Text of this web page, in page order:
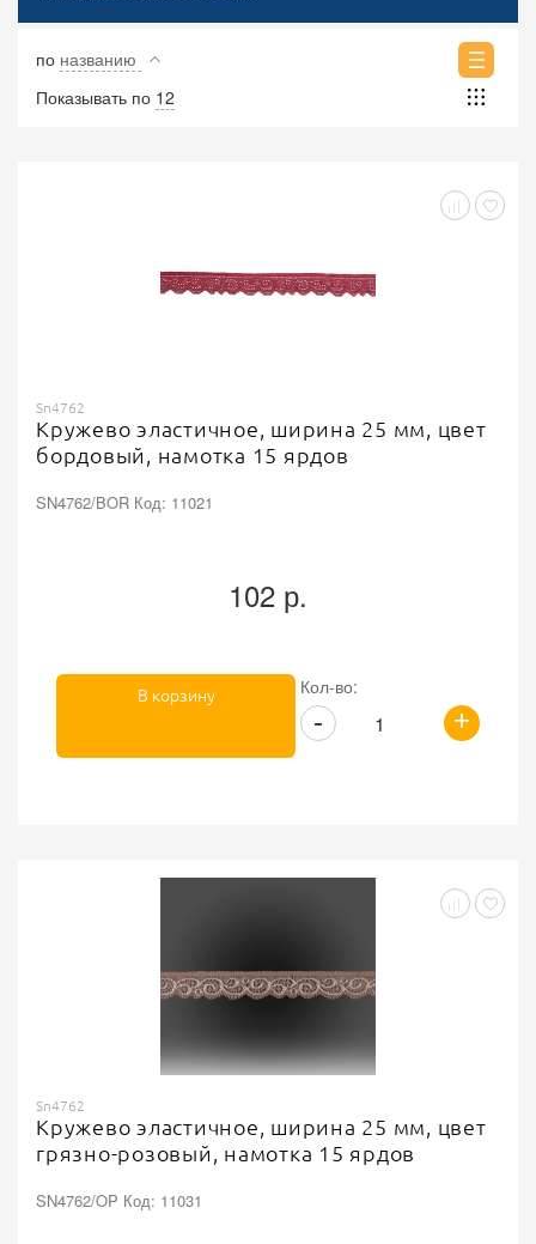
по названию
Показывать по 12
Sn4762
Кружево эластичное, ширина 25 мм, цвет
бордовый, намотка 15 ярдов
SN4762/BOR Код: 11021
102 р.
Кол-во:
+
-
В корзину
Sn4762
Кружево эластичное, ширина 25 мм, цвет
грязно-розовый, намотка 15 ярдов
SN4762/OP Код: 11031